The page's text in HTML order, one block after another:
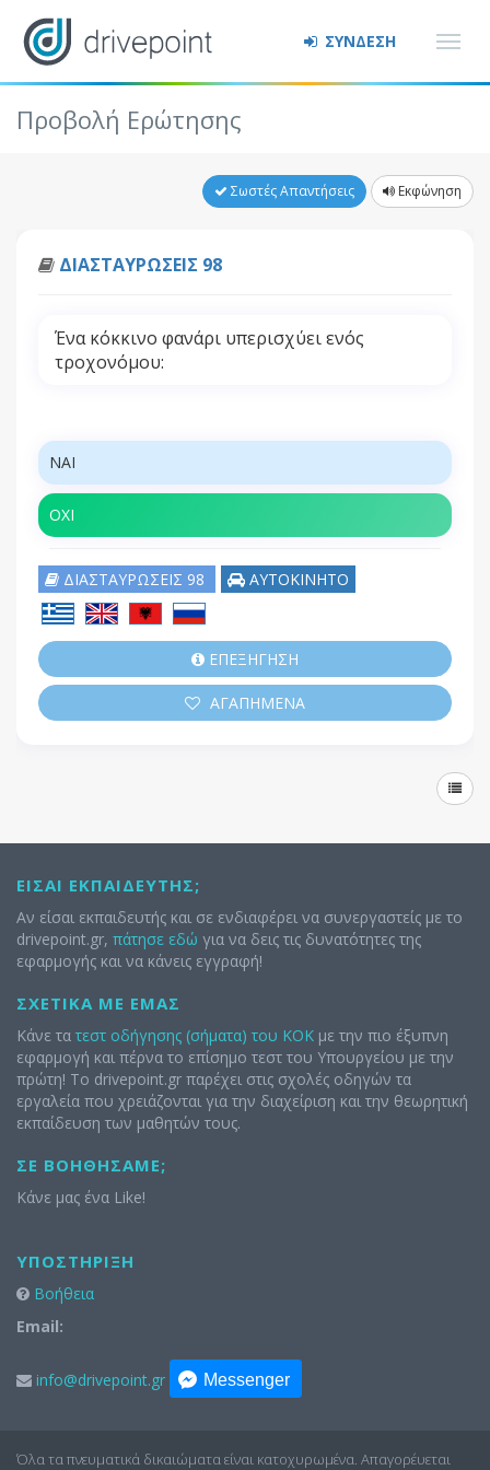
ΣΥΝΔΕΣΗ
Προβολή Ερώτησης
Σωστές Απαντήσεις Εκφώνηση
ΔΙΑΣΤΑΥΡΩΣΕΙΣ 98
Ένα κόκκινο φανάρι υπερισχύει ενός
τροχονόμου:
ΝΑΙ
ΟΧΙ
ΔΙΑΣΤΑΥΡΩΣΕΙΣ 98 ΑΥΤΟΚΙΝΗΤΟ
ΕΠΕΞΗΓΗΣΗ
ΑΓΑΠΗΜΕΝΑ
ΕΊΣΑΙ ΕΚΠΑΙΔΕΥΤΉΣ;
Αν είσαι εκπαιδευτής και σε ενδιαφέρει να συνεργαστείς με το
drivepoint.gr, πάτησε εδώ για να δεις τις δυνατότητες της
εφαρμογής και να κάνεις εγγραφή!
ΣΧΕΤΙΚΆ ΜΕ ΕΜΆΣ
Κάνε τα τεστ οδήγησης (σήματα) του ΚΟΚ με την πιο έξυπνη
εφαρμογή και πέρνα το επίσημο τεστ του Υπουργείου με την
πρώτη! Το drivepoint.gr παρέχει στις σχολές οδηγών τα
εργαλεία που χρειάζονται για την διαχείριση και την θεωρητική
εκπαίδευση των μαθητών τους.
ΣΕ ΒΟΗΘΉΣΑΜΕ;
Κάνε μας ένα Like!
ΥΠΟΣΤΉΡΙΞΗ
Βοήθεια
Email:
info@drivepoint.gr Messenger
Όλα τα πνευματικά δικαιώματα είναι κατοχυρωμένα. Απαγορέυεται